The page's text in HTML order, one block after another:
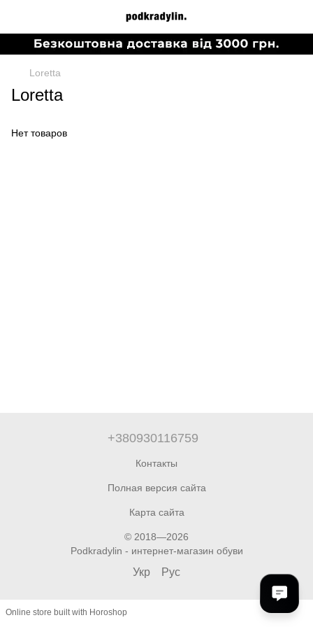
Loretta
Loretta
Нет товаров
+380930116759
Контакты
Полная версия сайта
Карта сайта
© 2018—2026
Podkradylin - интернет-магазин обуви
Укр Рус
Online store built with Horoshop